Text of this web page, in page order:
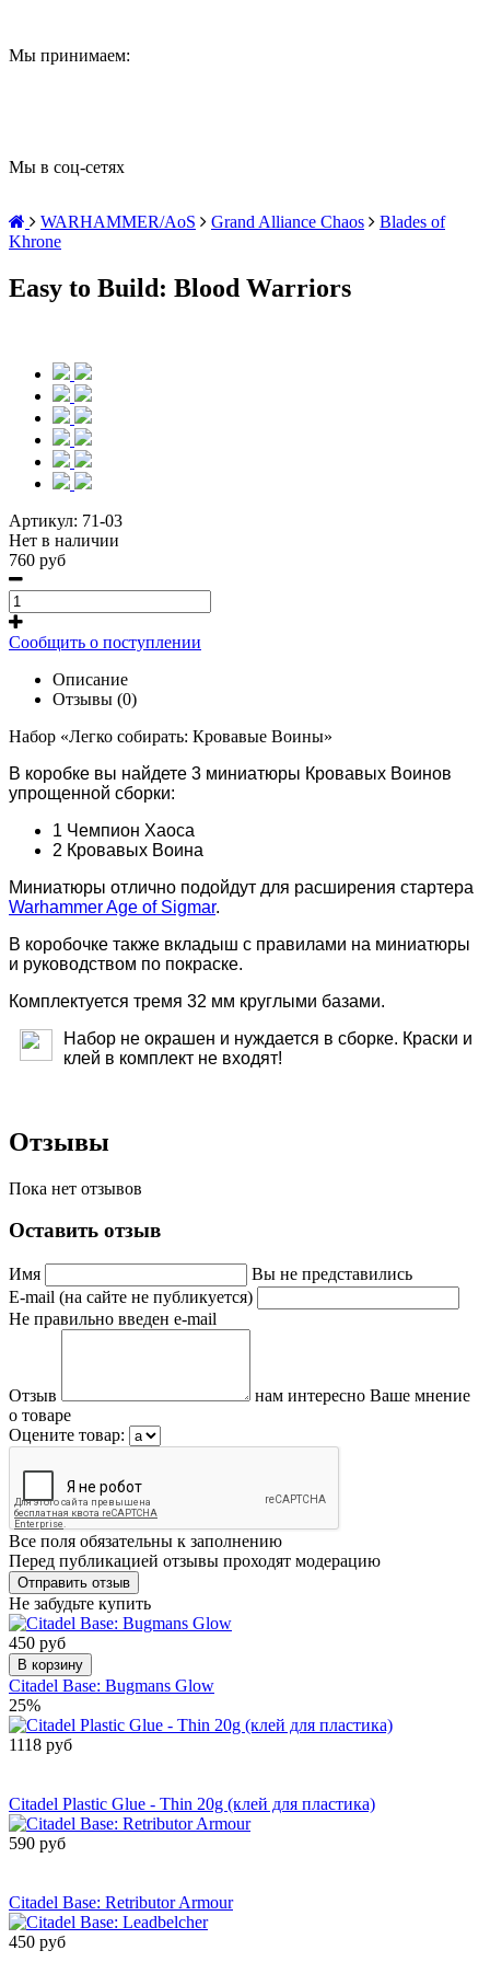
Мы принимаем:
Мы в соц-сетях
WARHAMMER/AoS Grand Alliance Chaos
Blades of
Khrone
Easy to Build: Blood Warriors
Артикул: 71-03
Нет в наличии
760 руб
Сообщить о поступлении
Описание
Отзывы (0)
Набор «Легко собирать: Кровавые Воины»
В коробке вы найдете 3 миниатюры Кровавых Воинов
упрощенной сборки:
1 Чемпион Хаоса
2 Кровавых Воина
Миниатюры отлично подойдут для расширения стартера
Warhammer Age of Sigmar.
В коробочке также вкладыш с правилами на миниатюры
и руководством по покраске.
Комплектуется тремя 32 мм круглыми базами.
Набор не окрашен и нуждается в сборке. Краски и
клей в комплект не входят!
Отзывы
Пока нет отзывов
Оставить отзыв
Имя
Вы не представились
E-mail (на сайте не публикуется)
Не правильно введен e-mail
Отзыв
нам интересно Ваше мнение
о товаре
Оцените товар:
Все поля обязательны к заполнению
Перед публикацией отзывы проходят модерацию
Не забудьте купить
450 руб
В корзину
Citadel Base: Bugmans Glow
25%
1118 руб
Citadel Plastic Glue - Thin 20g (клей для пластика)
590 руб
Citadel Base: Retributor Armour
450 руб